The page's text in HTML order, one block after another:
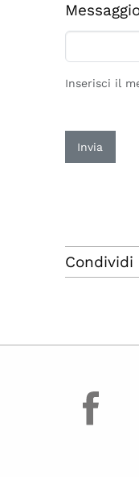
Inserisci il
Invia
Condividi
facebook